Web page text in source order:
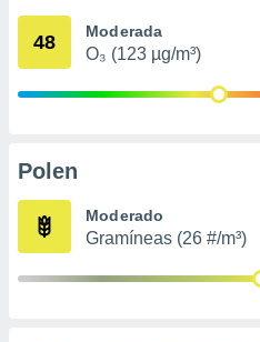
mediante
publicidad
de
48 Moderada
O₃ (123 µg/m³)
Polen
Moderado
Gramíneas (26 #/m³)